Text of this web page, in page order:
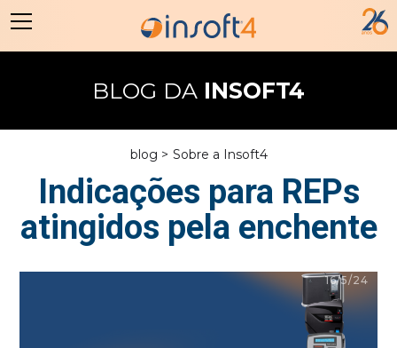
BLOG DAINSOFT4
blog > Sobre a Insoft4
Indicações para REPs
atingidos pela enchente
16/5/24